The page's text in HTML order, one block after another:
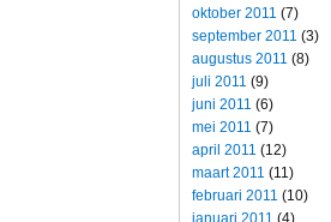
oktober 2011 (7)
september 2011 (3)
augustus 2011 (8)
juli 2011 (9)
juni 2011 (6)
mei 2011 (7)
april 2011 (12)
maart 2011 (11)
februari 2011 (10)
januari 2011 (4)